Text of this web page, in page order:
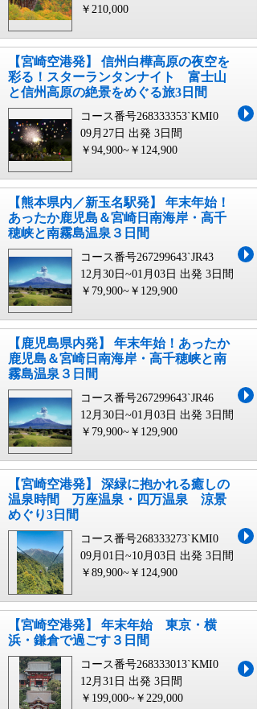
￥210,000
【宮崎空港発】 信州白樺高原の夜空を
彩る！スターランタンナイト 富士山
と信州高原の絶景をめぐる旅3日間
コース番号268333353`KMI0
09月27日 出発 3日間
￥94,900~￥124,900
【熊本県内／新玉名駅発】 年末年始！
あったか鹿児島＆宮崎日南海岸・高千
穂峡と南霧島温泉３日間
コース番号267299643`JR43
12月30日~01月03日 出発 3日間
￥79,900~￥129,900
【鹿児島県内発】 年末年始！あったか
鹿児島＆宮崎日南海岸・高千穂峡と南
霧島温泉３日間
コース番号267299643`JR46
12月30日~01月03日 出発 3日間
￥79,900~￥129,900
【宮崎空港発】 深緑に抱かれる癒しの
温泉時間 万座温泉・四万温泉 涼景
めぐり3日間
コース番号268333273`KMI0
09月01日~10月03日 出発 3日間
￥89,900~￥124,900
【宮崎空港発】 年末年始 東京・横
浜・鎌倉で過ごす３日間
コース番号268333013`KMI0
12月31日 出発 3日間
￥199,000~￥229,000